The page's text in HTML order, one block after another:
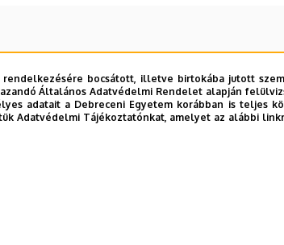
bocsátott, illetve birtokába jutott
Általános Adatvédelmi Rendelet alapján
adatait a Debreceni Egyetem korábban is
Adatvédelmi Tájékoztatónkat, amelyet az alábbi